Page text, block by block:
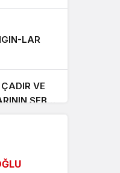
LAR
VE
SEBEP